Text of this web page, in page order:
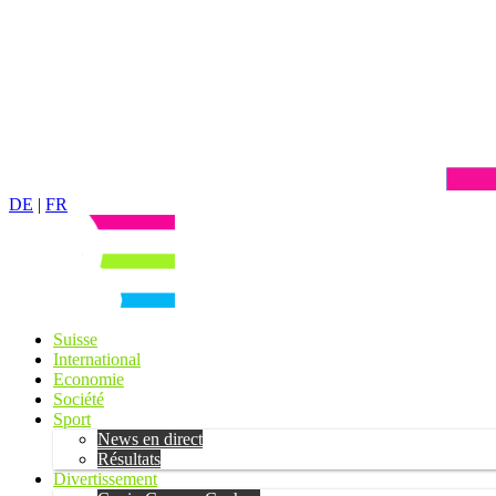
DE | FR
Suisse
International
Economie
Société
Sport
News en direct
Résultats
Divertissement